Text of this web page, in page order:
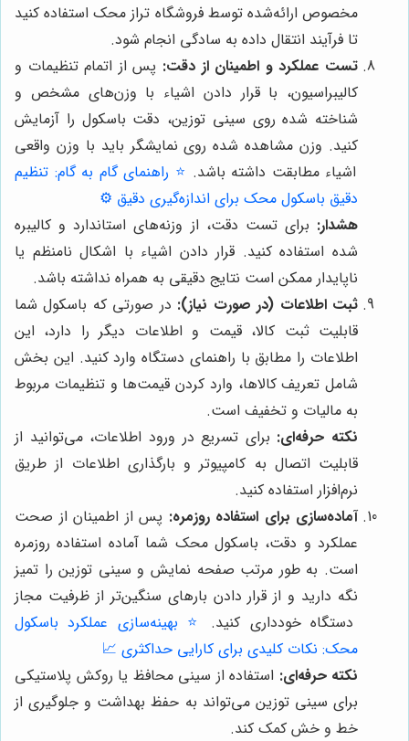
مخصوص ارائه‌شده توسط فروشگاه تراز محک استفاده کنید
تا فرآیند انتقال داده به سادگی انجام شود.
تست عملکرد و اطمینان از دقت: پس از اتمام تنظیمات و
کالیبراسیون، با قرار دادن اشیاء با وزن‌های مشخص و
شناخته شده روی سینی توزین، دقت باسکول را آزمایش
کنید. وزن مشاهده شده روی نمایشگر باید با وزن واقعی
اشیاء مطابقت داشته باشد. ⭐️ راهنمای گام به گام: تنظیم
دقیق باسکول محک برای اندازه‌گیری دقیق ⚙️
هشدار: برای تست دقت، از وزنه‌های استاندارد و کالیبره
شده استفاده کنید. قرار دادن اشیاء با اشکال نامنظم یا
ناپایدار ممکن است نتایج دقیقی به همراه نداشته باشد.
ثبت اطلاعات (در صورت نیاز): در صورتی که باسکول شما
قابلیت ثبت کالا، قیمت و اطلاعات دیگر را دارد، این
اطلاعات را مطابق با راهنمای دستگاه وارد کنید. این بخش
شامل تعریف کالاها، وارد کردن قیمت‌ها و تنظیمات مربوط
به مالیات و تخفیف است.
نکته حرفه‌ای: برای تسریع در ورود اطلاعات، می‌توانید از
قابلیت اتصال به کامپیوتر و بارگذاری اطلاعات از طریق
نرم‌افزار استفاده کنید.
آماده‌سازی برای استفاده روزمره: پس از اطمینان از صحت
عملکرد و دقت، باسکول محک شما آماده استفاده روزمره
است. به طور مرتب صفحه نمایش و سینی توزین را تمیز
نگه دارید و از قرار دادن بارهای سنگین‌تر از ظرفیت مجاز
دستگاه خودداری کنید.
⭐️ بهینه‌سازی عملکرد باسکول
محک: نکات کلیدی برای کارایی حداکثری 📈
نکته حرفه‌ای: استفاده از سینی محافظ یا روکش پلاستیکی
برای سینی توزین می‌تواند به حفظ بهداشت و جلوگیری از
خط و خش کمک کند.